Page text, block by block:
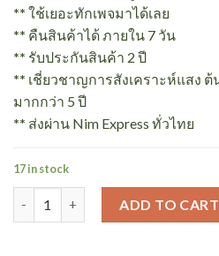
** ใช้เยอะทักเพจมาได้เลย
** คืนสินค้าได้ ภายใน 7 วัน
** รับประกันสินค้า 2 ปี
** เชี่ยวชาญการสังเคราะห์แสง
มากกว่า 5 ปี
** ส่งผ่าน Nim Express ทั่วไทย
17 in stock
ADD TO CART